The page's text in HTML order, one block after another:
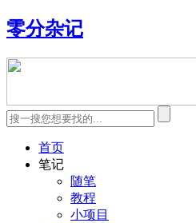
零分杂记
首页
笔记
随笔
教程
小项目